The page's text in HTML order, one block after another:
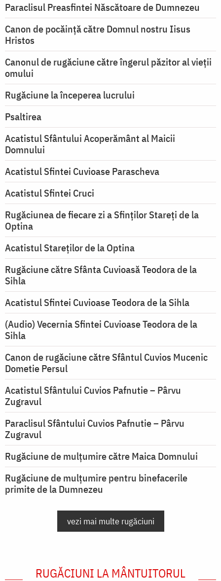
Paraclisul Preasfintei Născătoare de Dumnezeu
Canon de pocăință către Domnul nostru Iisus
Hristos
Canonul de rugăciune către îngerul păzitor al vieții
omului
Rugăciune la începerea lucrului
Psaltirea
Acatistul Sfântului Acoperământ al Maicii
Domnului
Acatistul Sfintei Cuvioase Parascheva
Acatistul Sfintei Cruci
Rugăciunea de fiecare zi a Sfinților Stareți de la
Optina
Acatistul Stareţilor de la Optina
Rugăciune către Sfânta Cuvioasă Teodora de la
Sihla
Acatistul Sfintei Cuvioase Teodora de la Sihla
(Audio) Vecernia Sfintei Cuvioase Teodora de la
Sihla
Canon de rugăciune către Sfântul Cuvios Mucenic
Dometie Persul
Acatistul Sfântului Cuvios Pafnutie – Pârvu
Zugravul
Paraclisul Sfântului Cuvios Pafnutie – Pârvu
Zugravul
Rugăciune de mulţumire către Maica Domnului
Rugăciune de mulțumire pentru binefacerile
primite de la Dumnezeu
vezi mai multe rugăciuni
RUGĂCIUNI LA MÂNTUITORUL